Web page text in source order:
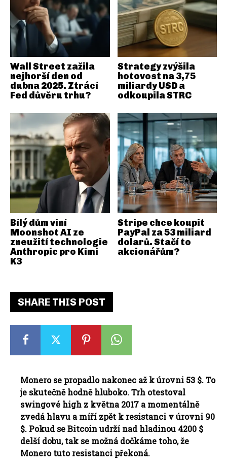
SHARE THIS POST
Monero se propadlo nakonec až k úrovni 53 $. To
je skutečně hodně hluboko. Trh otestoval
swingové high z května 2017 a momentálně
zvedá hlavu a míří zpět k resistanci v úrovni 90
$. Pokud se Bitcoin udrží nad hladinou 4200 $
delší dobu, tak se možná dočkáme toho, že
Monero tuto resistanci překoná.
Wall Street zažila
nejhorší den od
dubna 2025. Ztrácí
Fed důvěru trhu?
Strategy zvýšila
hotovost na 3,75
miliardy USD a
odkoupila STRC
Bílý dům viní
Moonshot AI ze
zneužití technologie
Anthropic pro Kimi
K3
Stripe chce koupit
PayPal za 53 miliard
dolarů. Stačí to
akcionářům?